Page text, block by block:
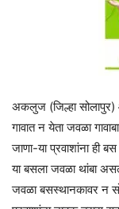
अकलुज (जिल्हा
गावात न येता जवळा
जाणा-या प्रवाशांना
या बसला जवळा थांबा
जवळा बसस्थानकावर न